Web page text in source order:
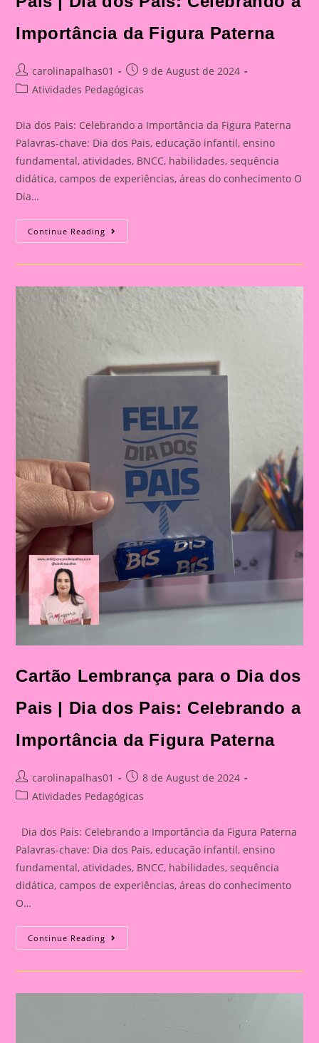
Celebrando
Importância
Da
Importância da Figura Paterna
Post
author:
carolinapalhas01
Post
published:
9 de August de 2024
PostAtividades Pedagógicas
Dia dos Pais: Celebrando a Importância da Figura Paterna
Palavras-chave: Dia dos Pais, educação infantil, ensino
fundamental, atividades, BNCC, habilidades, sequência
didática, campos de experiências, áreas do conhecimento O
Dia…
Continue Reading Cartão
Lembrança
O
Pais
Dia
Pais:
Celebrando
Importância
Da
Figura
Cartão Lembrança para o Dia dos
Pais | Dia dos Pais: Celebrando a
Importância da Figura Paterna
Post
author:
carolinapalhas01
Post
published:
8 de August de 2024
PostAtividades Pedagógicas
Dia dos Pais: Celebrando a Importância da Figura Paterna
Palavras-chave: Dia dos Pais, educação infantil, ensino
fundamental, atividades, BNCC, habilidades, sequência
didática, campos de experiências, áreas do conhecimento
O…
Continue Reading Cartão
Lembrança
O
Pais
Dos